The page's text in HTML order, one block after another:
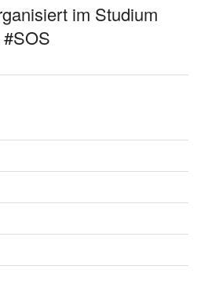
im Studium